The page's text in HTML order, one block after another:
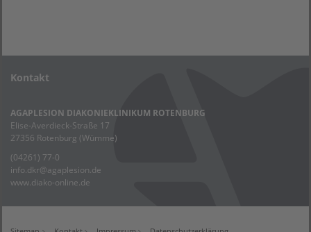
Kontakt
AGAPLESION DIAKONIEKLINIKUM ROTENBURG
Elise-Averdieck-Straße 17
27356 Rotenburg (Wümme)
(04261) 77-0
info.dkr@agaplesion.de
www.diako-online.de